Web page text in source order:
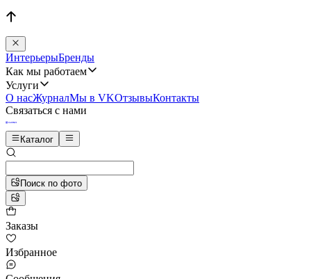
ИнтерьерыБренды
Как мы работаем
Услуги
О насЖурналМы в VKОтзывыКонтакты
Связаться с нами
Каталог
Поиск по фото
Заказы
Избранное